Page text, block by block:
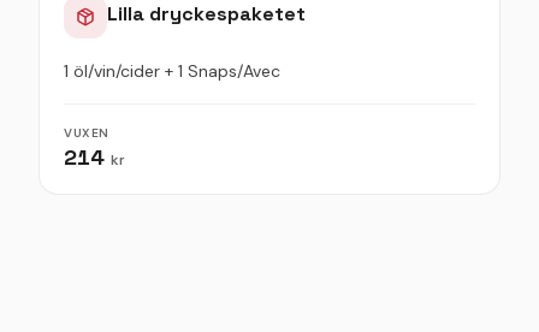
Lilla dryckespaketet
1 öl/vin/cider + 1 Snaps/Avec
VUXEN
214 kr